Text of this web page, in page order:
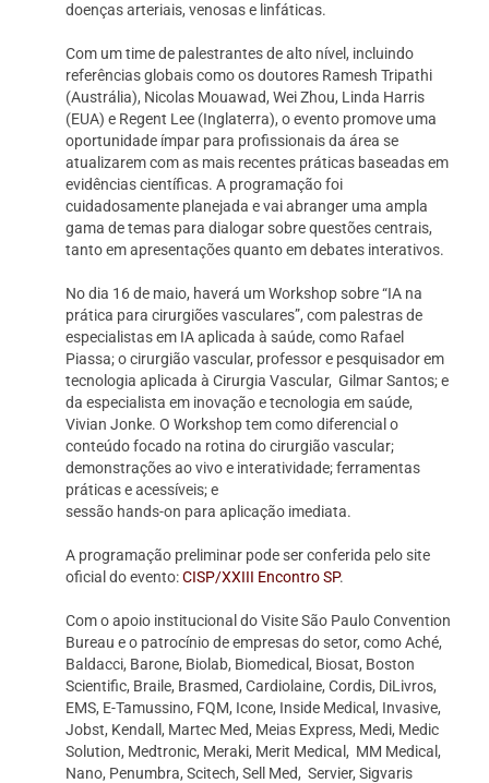
doenças arteriais, venosas e linfáticas.
Com um time de palestrantes de alto nível, incluindo
referências globais como os doutores Ramesh Tripathi
(Austrália), Nicolas Mouawad, Wei Zhou, Linda Harris
(EUA) e Regent Lee (Inglaterra), o evento promove uma
oportunidade ímpar para profissionais da área se
atualizarem com as mais recentes práticas baseadas em
evidências científicas. A programação foi
cuidadosamente planejada e vai abranger uma ampla
gama de temas para dialogar sobre questões centrais,
tanto em apresentações quanto em debates interativos.
No dia 16 de maio, haverá um Workshop sobre “IA na
prática para cirurgiões vasculares”, com palestras de
especialistas em IA aplicada à saúde, como Rafael
Piassa; o cirurgião vascular, professor e pesquisador em
tecnologia aplicada à Cirurgia Vascular, Gilmar Santos; e
da especialista em inovação e tecnologia em saúde,
Vivian Jonke. O Workshop tem como diferencial o
conteúdo focado na rotina do cirurgião vascular;
demonstrações ao vivo e interatividade; ferramentas
práticas e acessíveis; e
sessão hands-on para aplicação imediata.
A programação preliminar pode ser conferida pelo site
oficial do evento:CISP/XXIII Encontro SP.
Com o apoio institucional do Visite São Paulo Convention
Bureau e o patrocínio de empresas do setor, como Aché,
Baldacci, Barone, Biolab, Biomedical, Biosat, Boston
Scientific, Braile, Brasmed, Cardiolaine, Cordis, DiLivros,
EMS, E-Tamussino, FQM, Icone, Inside Medical, Invasive,
Jobst, Kendall, Martec Med, Meias Express, Medi, Medic
Solution, Medtronic, Meraki, Merit Medical, MM Medical,
Nano, Penumbra, Scitech, Sell Med, Servier, Sigvaris